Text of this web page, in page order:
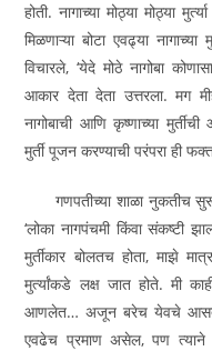
होती. नागाच्या मोठ्या मोठ्या
मिळणाऱ्या बोटा एवढ्या
विचारले, ‘येदे मोठे नागोबा
आकार देता देता उत्तरला. मग
नागोबाची आणि कृष्णाच्या
मुर्ती पूजन करण्याची परंपरा ही
गणपतीच्या शाळा नुकतीच
‘लोका नागपंचमी किंवा संकष्टी
मुर्तीकार बोलतच होता, माझे
मुर्त्यांकडे लक्ष जात होते. मी
आणलेत… अजून बरेच येवचे आसत’.
एवढेच प्रमाण असेल, पण